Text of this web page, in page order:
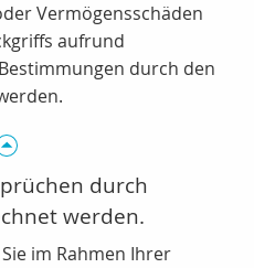
Vermögensschäden
aufrund
durch den
durch
werden.
im Rahmen Ihrer